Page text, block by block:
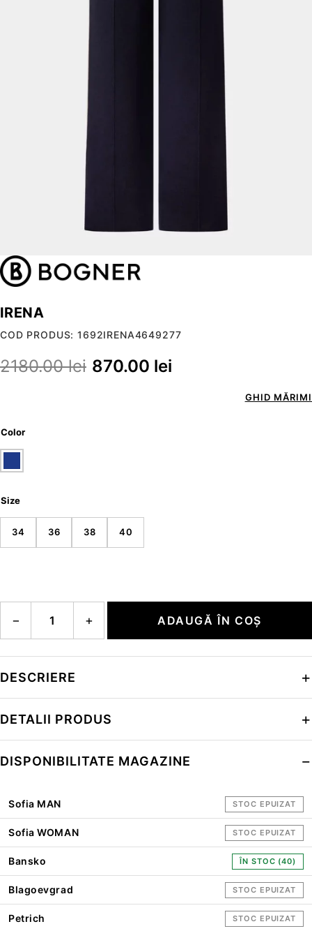
IRENA
COD PRODUS: 1692IRENA4649277
2180.00lei 870.00 lei
GHID MĂRIMI
Color
Size
34 36 38 40
− + ADAUGĂ ÎN COȘ
DESCRIERE
DETALII PRODUS
DISPONIBILITATE MAGAZINE
Sofia MAN STOC EPUIZAT
Sofia WOMAN STOC EPUIZAT
Bansko ÎN STOC (40)
Blagoevgrad STOC EPUIZAT
Petrich STOC EPUIZAT